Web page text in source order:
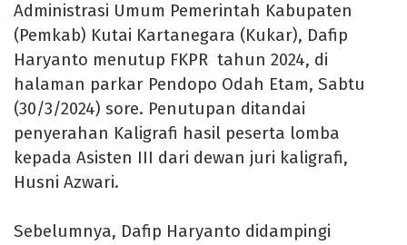
Administrasi Umum Pemerintah Kabupaten
(Pemkab) Kutai Kartanegara (Kukar), Dafip
Haryanto menutup FKPR tahun 2024, di
halaman parkar Pendopo Odah Etam, Sabtu
(30/3/2024) sore. Penutupan ditandai
penyerahan Kaligrafi hasil peserta lomba
kepada Asisten III dari dewan juri kaligrafi,
Husni Azwari.
Sebelumnya, Dafip Haryanto didampingi